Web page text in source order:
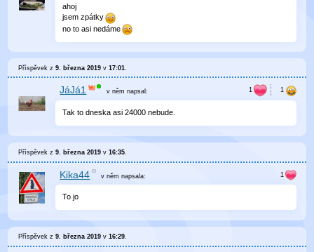
ahoj
jsem zpátky
no to asi nedáme
Příspěvek z9. března 2019 v17:01
JáJá1 v něm napsal:
Tak to dneska asi 24000 nebude.
Příspěvek z9. března 2019 v16:35
Kika44 v němnapsala:
To jo
Příspěvek z9. března 2019 v16:29.